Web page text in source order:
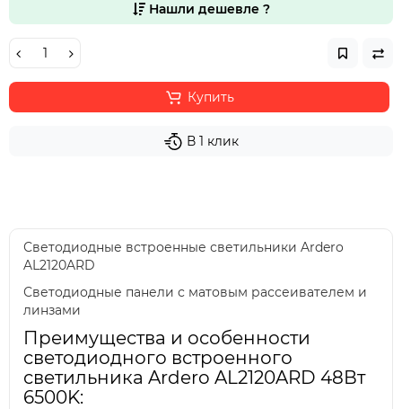
Нашли дешевле ?
Купить
В 1 клик
Светодиодные встроенные светильники Ardero
AL2120ARD
Светодиодные панели с матовым рассеивателем и
линзами
Преимущества и особенности
светодиодного встроенного
светильника Ardero AL2120ARD 48Вт
6500K: